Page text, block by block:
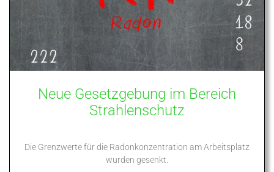
Neue Gesetzgebung im Bereich
Strahlenschutz
Die Grenzwerte für die Radonkonzentration am Arbeitsplatz
wurden gesenkt.